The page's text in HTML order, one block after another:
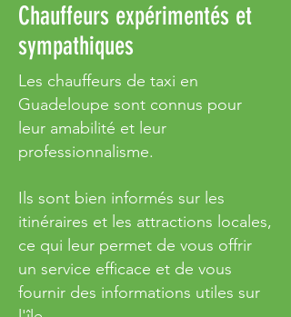
Chauffeurs expérimentés et
sympathiques
Les chauffeurs de taxi en
Guadeloupe sont connus pour
leur amabilité et leur
professionnalisme.
Ils sont bien informés sur les
itinéraires et les attractions locales,
ce qui leur permet de vous offrir
un service efficace et de vous
fournir des informations utiles sur